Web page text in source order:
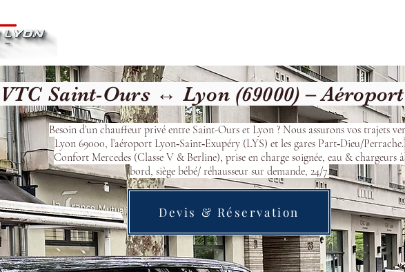
VTC Saint-Ours ↔ Lyon (69000) –
Besoin d’un chauffeur privé entre Saint-Ours et Lyon ? Nous assurons vos trajets
Lyon 69000, l’aéroport Lyon‑Saint‑Exupéry (LYS) et les gares Part‑Dieu/Perrache.
Confort Mercedes (Classe V & Berline), prise en charge soignée, eau & chargeurs à
bord, siège bébé/ réhausseur sur demande, 24/7.
Devis & Réservation